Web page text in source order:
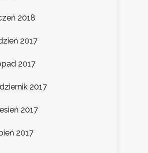
2018
2017
2017
2017
2017
2017